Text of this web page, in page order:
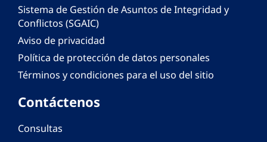
Sistema de Gestión de Asuntos de Integridad y
Conflictos (SGAIC)
Aviso de privacidad
Política de protección de datos personales
Términos y condiciones para el uso del sitio
Contáctenos
Consultas